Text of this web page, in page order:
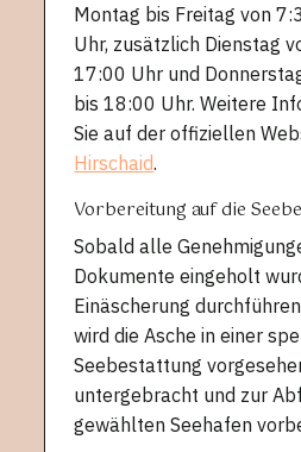
Montag bis Freitag von
Uhr, zusätzlich Dienstag
17:00 Uhr und
bis 18:00 Uhr. Weitere
Sie auf der offiziellen
Hirschaid.
Vorbereitung auf die
Sobald alle
Dokumente eingeholt
Einäscherung
wird die Asche in einer
Seebestattung
untergebracht und zur
gewählten Seehafen